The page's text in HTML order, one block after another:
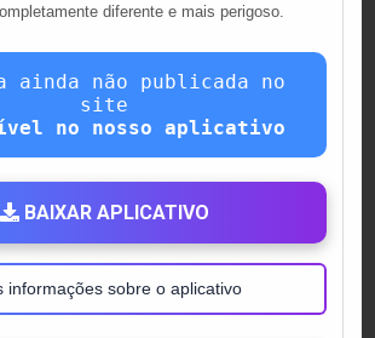
diferente e mais perigoso.
ainda não publicada no
site
no nosso aplicativo
BAIXAR APLICATIVO
informações sobre o aplicativo